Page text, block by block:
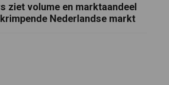
ziet volume en marktaandeel
Nederlandse markt